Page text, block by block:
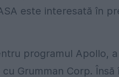
este interesată în
programul Apollo,
Grumman Corp.